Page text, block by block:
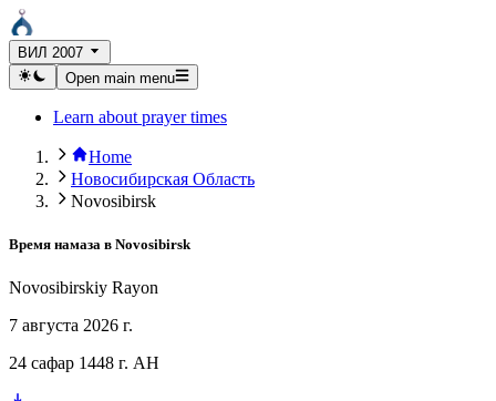
ВИЛ 2007
Open main menu
Learn about prayer times
Home
Новосибирская Область
Novosibirsk
Время намаза в Novosibirsk
Novosibirskiy Rayon
7 августа 2026 г.
24 сафар 1448 г. AH